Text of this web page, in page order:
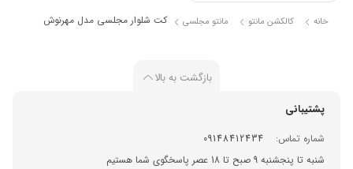
خانه کالکشن مانتو مانتو مجلسی کت شلوار مجلسی مدل مهرنوش
بازگشت به بالا
پشتیبانی
شماره تماس:
09148412434
شنبه تا پنجشنبه 9 صبح تا 18 عصر پاسخگوی شما هستیم